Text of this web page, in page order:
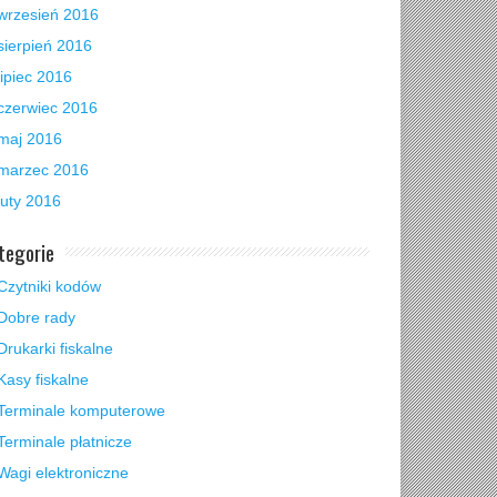
2016
2016
2016
2016
2016
2016
2016
kodów
rady
fiskalne
fiskalne
komputerowe
płatnicze
elektroniczne